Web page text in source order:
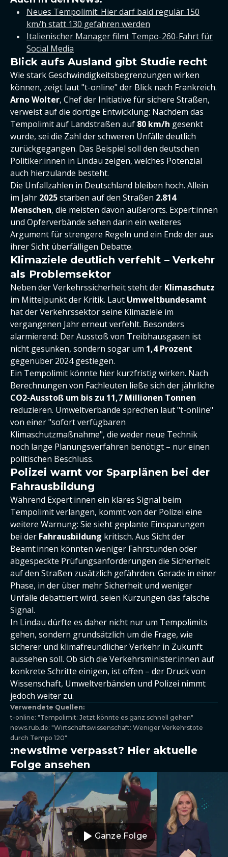
Neues Tempolimit: Hier darf bald regulär 150
km/h statt 130 gefahren werden
Italienischer Manager filmt Tempo-260-Fahrt für
Social Media
Blick aufs Ausland gibt Studie recht
Wie stark Geschwindigkeitsbegrenzungen wirken
können, zeigt laut "t-online" der Blick nach Frankreich.
Arno Wolter, Chef der Initiative für sichere Straßen,
verweist auf die dortige Entwicklung: Nachdem das
Tempolimit auf Landstraßen auf 80 km/h gesenkt
wurde, sei die Zahl der schweren Unfälle deutlich
zurückgegangen. Das Beispiel soll den deutschen
Politiker:innen in Lindau zeigen, welches Potenzial
auch hierzulande besteht.
Die Unfallzahlen in Deutschland bleiben hoch. Allein
im Jahr 2025starben auf den Straßen 2.814
Menschen, die meisten davon außerorts. Expert:innen
und Opferverbände sehen darin ein weiteres
Argument für strengere Regeln und ein Ende der aus
ihrer Sicht überfälligen Debatte.
Klimaziele deutlich verfehlt – Verkehr
als Problemsektor
Neben der Verkehrssicherheit steht der Klimaschutz
im Mittelpunkt der Kritik. Laut Umweltbundesamt
hat der Verkehrssektor seine Klimaziele im
vergangenen Jahr erneut verfehlt. Besonders
alarmierend: Der Ausstoß von Treibhausgasen ist
nicht gesunken, sondern sogar um 1,4 Prozent
gegenüber 2024 gestiegen.
Ein Tempolimit könnte hier kurzfristig wirken. Nach
Berechnungen von Fachleuten ließe sich der jährliche
CO2-Ausstoß um bis zu 11,7 Millionen Tonnen
reduzieren. Umweltverbände sprechen laut "t-online"
von einer "sofort verfügbaren
Klimaschutzmaßnahme", die weder neue Technik
noch lange Planungsverfahren benötigt – nur einen
politischen Beschluss.
Polizei warnt vor Sparplänen bei der
Fahrausbildung
Während Expert:innen ein klares Signal beim
Tempolimit verlangen, kommt von der Polizei eine
weitere Warnung: Sie sieht geplante Einsparungen
bei der Fahrausbildung kritisch. Aus Sicht der
Beamt:innen könnten weniger Fahrstunden oder
abgespeckte Prüfungsanforderungen die Sicherheit
auf den Straßen zusätzlich gefährden. Gerade in einer
Phase, in der über mehr Sicherheit und weniger
Unfälle debattiert wird, seien Kürzungen das falsche
Signal.
In Lindau dürfte es daher nicht nur um Tempolimits
gehen, sondern grundsätzlich um die Frage, wie
sicherer und klimafreundlicher Verkehr in Zukunft
aussehen soll. Ob sich die Verkehrsminister:innen auf
konkrete Schritte einigen, ist offen – der Druck von
Wissenschaft, Umweltverbänden und Polizei nimmt
jedoch weiter zu.
Verwendete Quellen:
t-online: "Tempolimit: Jetzt könnte es ganz schnell gehen"
news.rub.de: "Wirtschaftswissenschaft: Weniger Verkehrstote
durch Tempo 120"
:newstime verpasst? Hier aktuelle
Folge ansehen
Ganze Folge